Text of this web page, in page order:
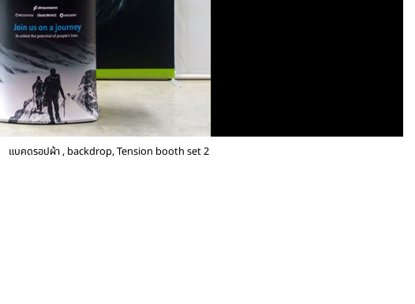
แบคดรอปผ้า , backdrop, Tension booth set 2